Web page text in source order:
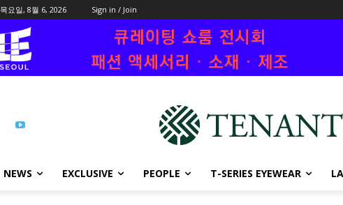
목요일, 8월 6, 2026 Sign in / Join
NEWS EXCLUSIVE PEOPLE T-SERIES EYEWEAR